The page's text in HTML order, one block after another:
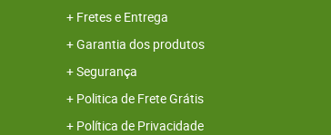
Fretes e Entrega
Garantia dos produtos
Segurança
Politica de Frete Grátis
Política de Privacidade